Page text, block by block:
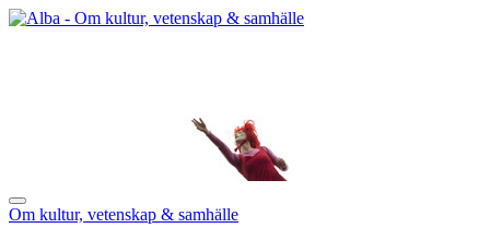
Om kultur, vetenskap & samhälle